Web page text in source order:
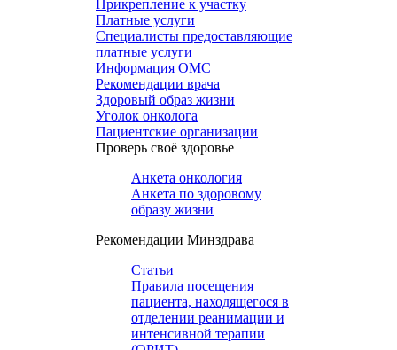
Прикрепление к участку
Платные услуги
Специалисты предоставляющие
платные услуги
Информация ОМС
Рекомендации врача
Здоровый образ жизни
Уголок онколога
Пациентские организации
Проверь своё здоровье
Анкета онкология
Анкета по здоровому
образу жизни
Рекомендации Минздрава
Статьи
Правила посещения
пациента, находящегося в
отделении реанимации и
интенсивной терапии